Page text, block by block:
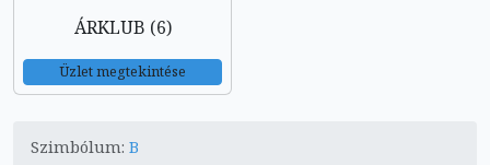
ÁRKLUB (6)
Üzlet megtekintése
Szimbólum: B